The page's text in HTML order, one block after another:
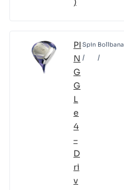
PI
N
G
G
L
e
4
–
D
ri
v
Spin
/
Bollbana
/